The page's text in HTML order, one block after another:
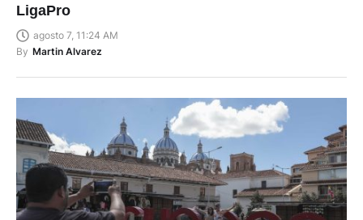
LigaPro
agosto 7, 11:24 AM
By Martin Alvarez